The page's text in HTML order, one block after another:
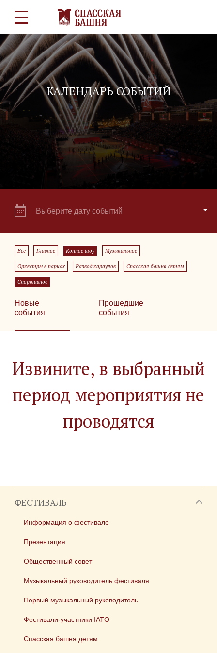
КАЛЕНДАРЬ СОБЫТИЙ
Выберите дату событий
Все Главное Конное шоу Музыкальное
Оркестры в парках Развод караулов Спасская башня детям
Спортивное
Новые
события
Прошедшие
события
Извините, в выбранный
период мероприятия не
проводятся
ФЕСТИВАЛЬ
Информация о фестивале
Презентация
Общественный совет
Музыкальный руководитель фестиваля
Первый музыкальный руководитель
Фестивали-участники IATO
Спасская башня детям